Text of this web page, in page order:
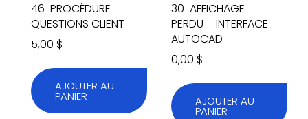
46-PROCÉDURE
QUESTIONS CLIENT
5,00 $
AJOUTER AU
PANIER
30-AFFICHAGE
PERDU – INTERFACE
AUTOCAD
0,00 $
AJOUTER AU
PANIER